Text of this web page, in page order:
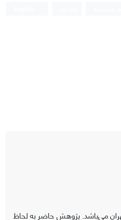
می‌باشد. پژوهش حاضر به لحاظ